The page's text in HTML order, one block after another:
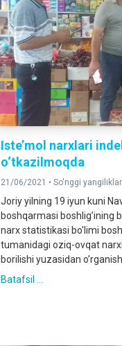
Iste’mol narxlari
o‘tkazilmoqda
21/06/2021 •So'nggi yangiliklar
Joriy yilning 19 iyun kuni
boshqarmasi boshligʼining
narx statistikasi bo'limi
tumanidagi oziq-ovqat
borilishi yuzasidan
Batafsil ...